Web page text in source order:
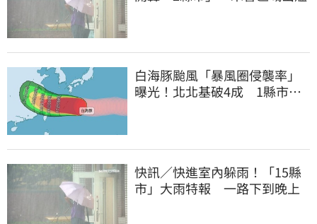
白海豚颱風「暴風圈侵襲率」
曝光！北北基破4成 1縣市高
快訊／快進室內躲雨！「15縣
市」大雨特報 一路下到晚上